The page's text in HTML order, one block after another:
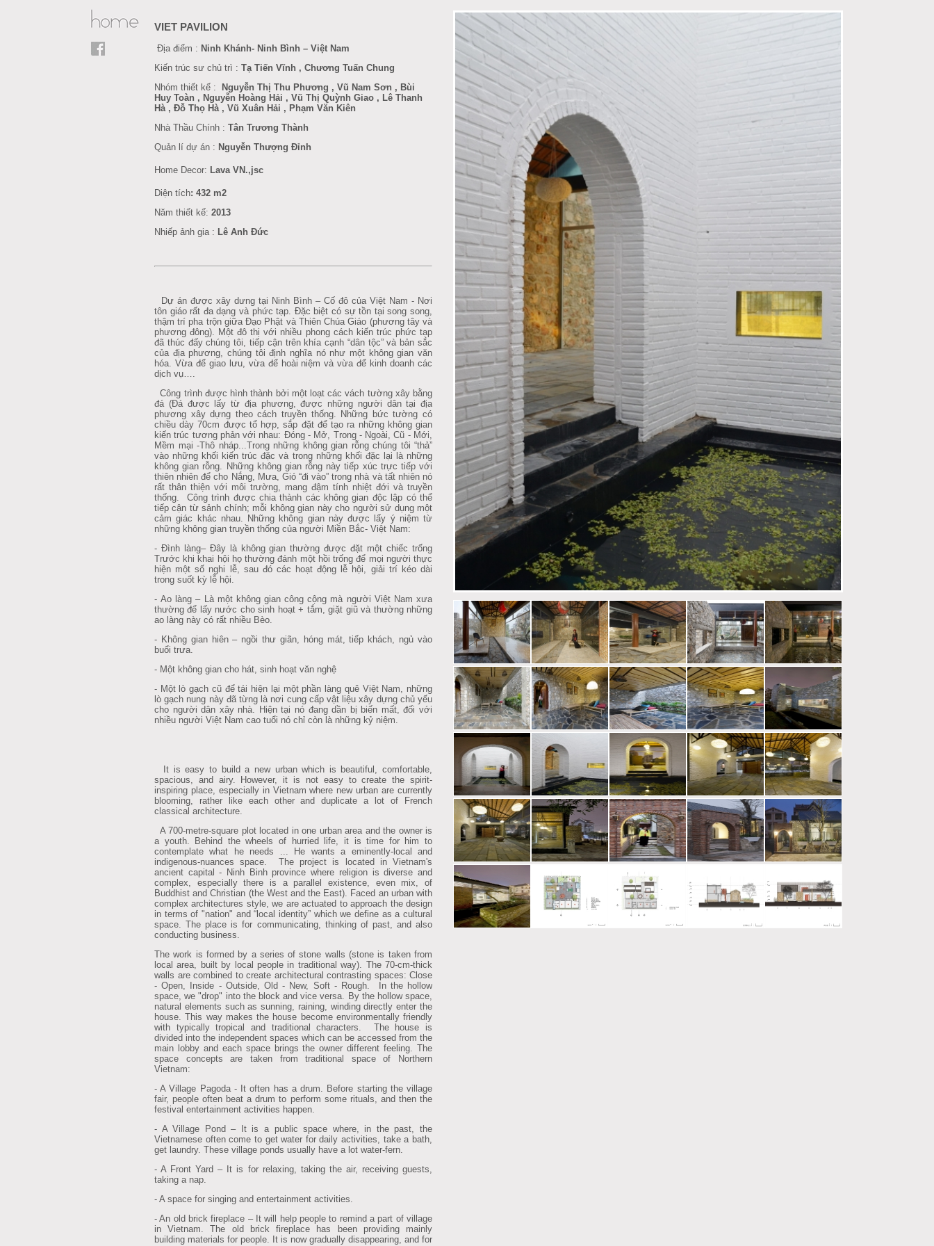
VIET PAVILION
Địa điểm : Ninh Khánh- Ninh Bình – Việt Nam
Kiến trúc sư chủ trì : Tạ Tiến Vĩnh , Chương Tuấn Chung
Nhóm thiết kế : Nguyễn Thị Thu Phương , Vũ Nam Sơn , Bùi
Huy Toàn , Nguyễn Hoàng Hải , Vũ Thị Quỳnh Giao , Lê Thanh
Hà , Đỗ Thọ Hà , Vũ Xuân Hải , Phạm Văn Kiên
Nhà Thầu Chính : Tân Trương Thành
Quản lí dự án : Nguyễn Thượng Đỉnh
Home Decor: Lava VN.,jsc
Diện tích: 432 m2
Năm thiết kế: 2013
Nhiếp ảnh gia : Lê Anh Đức
Dự án được xây dưng tại Ninh Bình – Cố đô của Việt Nam - Nơi
tôn giáo rất đa dạng và phức tạp. Đặc biệt có sự tồn tại song song,
thậm trí pha trộn giữa Đạo Phật và Thiên Chúa Giáo (phương tây và
phương đông). Một đô thị với nhiều phong cách kiến trúc phức tạp
đã thúc đấy chúng tôi, tiếp cận trên khía cạnh “dân tộc” và bản sắc
của địa phương, chúng tôi định nghĩa nó như một không gian văn
hóa. Vừa để giao lưu, vừa để hoài niệm và vừa để kinh doanh các
dịch vụ….
Công trình được hình thành bởi một loạt các vách tường xây bằng
đá (Đá được lấy từ địa phương, được những người dân tại địa
phương xây dựng theo cách truyền thống. Những bức tường có
chiều dày 70cm được tổ hợp, sắp đặt để tạo ra những không gian
kiến trúc tương phản với nhau: Đóng - Mở, Trong - Ngoài, Cũ - Mới,
Mềm mại -Thô nháp...Trong những không gian rỗng chúng tôi “thả”
vào những khối kiến trúc đặc và trong những khối đặc lại là những
không gian rỗng. Những không gian rỗng này tiếp xúc trực tiếp với
thiên nhiên để cho Nắng, Mưa, Gió “đi vào” trong nhà và tất nhiên nó
rất thân thiện với môi trường, mang đậm tính nhiệt đới và truyền
thống. Công trình được chia thành các không gian độc lập có thể
tiếp cận từ sảnh chính; mỗi không gian này cho người sử dụng một
cảm giác khác nhau. Những không gian này được lấy ý niệm từ
những không gian truyền thống của người Miền Bắc- Việt Nam:
- Đình làng– Đây là không gian thường được đặt một chiếc trống
Trước khi khai hội họ thường đánh một hồi trống để mọi người thực
hiện một số nghi lễ, sau đó các hoạt động lễ hội, giải trí kéo dài
trong suốt kỳ lễ hội.
- Ao làng – Là một không gian công cộng mà người Việt Nam xưa
thường để lấy nước cho sinh hoạt + tắm, giặt giũ và thường những
ao làng này có rất nhiều Bèo.
- Không gian hiên – ngồi thư giãn, hóng mát, tiếp khách, ngủ vào
buổi trưa.
- Một không gian cho hát, sinh hoạt văn nghệ
- Một lò gạch cũ để tái hiện lại một phần làng quê Việt Nam, những
lò gạch nung này đã từng là nơi cung cấp vật liệu xây dựng chủ yếu
cho người dân xây nhà. Hiện tại nó đang dần bị biến mất, đối với
nhiều người Việt Nam cao tuổi nó chỉ còn là những kỷ niệm.
It is easy to build a new urban which is beautiful, comfortable,
spacious, and airy. However, it is not easy to create the spirit-
inspiring place, especially in Vietnam where new urban are currently
blooming, rather like each other and duplicate a lot of French
classical architecture.
A 700-metre-square plot located in one urban area and the owner is
a youth. Behind the wheels of hurried life, it is time for him to
contemplate what he needs ... He wants a eminently-local and
indigenous-nuances space. The project is located in Vietnam's
ancient capital - Ninh Binh province where religion is diverse and
complex, especially there is a parallel existence, even mix, of
Buddhist and Christian (the West and the East). Faced an urban with
complex architectures style, we are actuated to approach the design
in terms of "nation" and “local identity” which we define as a cultural
space. The place is for communicating, thinking of past, and also
conducting business.
The work is formed by a series of stone walls (stone is taken from
local area, built by local people in traditional way). The 70-cm-thick
walls are combined to create architectural contrasting spaces: Close
- Open, Inside - Outside, Old - New, Soft - Rough. In the hollow
space, we "drop" into the block and vice versa. By the hollow space,
natural elements such as sunning, raining, winding directly enter the
house. This way makes the house become environmentally friendly
with typically tropical and traditional characters. The house is
divided into the independent spaces which can be accessed from the
main lobby and each space brings the owner different feeling. The
space concepts are taken from traditional space of Northern
Vietnam:
- A Village Pagoda - It often has a drum. Before starting the village
fair, people often beat a drum to perform some rituals, and then the
festival entertainment activities happen.
- A Village Pond – It is a public space where, in the past, the
Vietnamese often come to get water for daily activities, take a bath,
get laundry. These village ponds usually have a lot water-fern.
- A Front Yard – It is for relaxing, taking the air, receiving guests,
taking a nap.
- A space for singing and entertainment activities.
- An old brick fireplace – It will help people to remind a part of village
in Vietnam. The old brick fireplace has been providing mainly
building materials for people. It is now gradually disappearing, and for